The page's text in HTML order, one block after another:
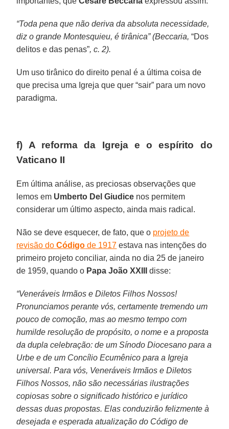
“Toda pena que não deriva da absoluta necessidade,
diz o grande Montesquieu, é tirânica” (Beccaria,“Dos
delitos e das penas”, c. 2).
Um uso tirânico do direito penal é a última coisa de
que precisa uma Igreja que quer “sair” para um novo
paradigma.
f) A reforma da Igreja e o espírito do
Vaticano II
Em última análise, as preciosas observações que
lemos em Umberto Del Giudice nos permitem
considerar um último aspecto, ainda mais radical.
Não se deve esquecer, de fato, que o projeto de
revisão doCódigo de 1917 estava nas intenções do
primeiro projeto conciliar, ainda no dia 25 de janeiro
de 1959, quando o Papa João XXIII disse:
“Veneráveis Irmãos e Diletos Filhos Nossos!
Pronunciamos perante vós, certamente tremendo um
pouco de comoção, mas ao mesmo tempo com
humilde resolução de propósito, o nome e a proposta
da dupla celebração: de um Sínodo Diocesano para a
Urbe e de um Concílio Ecumênico para a Igreja
universal. Para vós, Veneráveis Irmãos e Diletos
Filhos Nossos, não são necessárias ilustrações
copiosas sobre o significado histórico e jurídico
dessas duas propostas. Elas conduzirão felizmente à
desejada e esperada atualização do Código de